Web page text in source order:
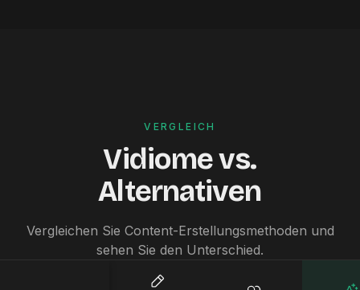
VERGLEICH
Vidiome vs.
Alternativen
Vergleichen Sie Content-Erstellungsmethoden und
sehen Sie den Unterschied.